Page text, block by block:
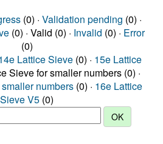
(0) · Validation pending (0) ·
(0) · Valid (0) · Invalid (0) · Error
(0)
Lattice Sieve (0) · 15e Lattice
Sieve for smaller numbers (0) ·
numbers (0) · 16e Lattice
Sieve V5 (0)